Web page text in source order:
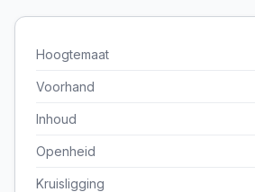
Hoogtemaat
Voorhand
Inhoud
Openheid
Kruisligging